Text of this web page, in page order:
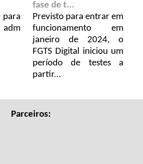
para
fase de t...
Previsto para entrar em
funcionamento em
janeiro de 2024, o
FGTS Digital iniciou um
período de testes a
partir...
Parceiros: